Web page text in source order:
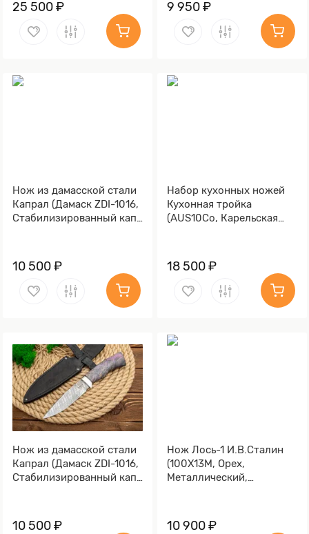
25 500 ₽ 9 950 ₽
Нож из дамасской стали
Капрал (Дамаск ZDI-1016,
Стабилизированный кап,
10 500 ₽
Набор кухонных ножей
Кухонная тройка
(AUS10Co, Карельская
18 500 ₽
Нож из дамасской стали
Капрал (Дамаск ZDI-1016,
Стабилизированный кап
10 500 ₽
Нож Лось-1 И.В.Сталин
(100Х13М, Орех,
Металлический,
10 900 ₽